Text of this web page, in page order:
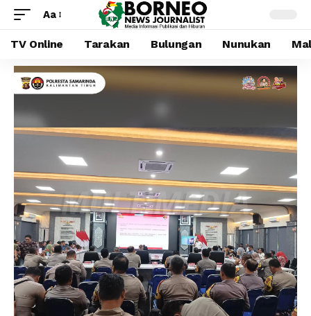
Aa
TV Online Tarakan Bulungan Nunukan